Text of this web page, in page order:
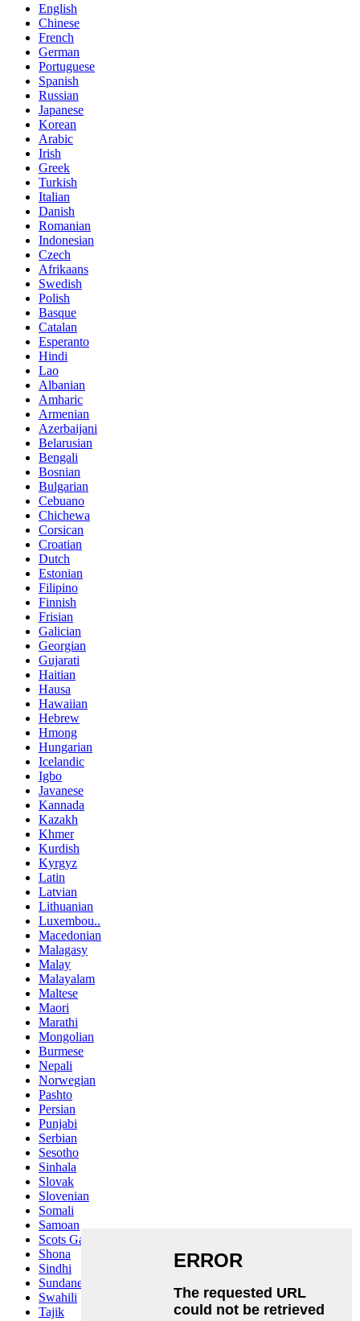
English
Chinese
French
German
Portuguese
Spanish
Russian
Japanese
Korean
Arabic
Irish
Greek
Turkish
Italian
Danish
Romanian
Indonesian
Czech
Afrikaans
Swedish
Polish
Basque
Catalan
Esperanto
Hindi
Lao
Albanian
Amharic
Armenian
Azerbaijani
Belarusian
Bengali
Bosnian
Bulgarian
Cebuano
Chichewa
Corsican
Croatian
Dutch
Estonian
Filipino
Finnish
Frisian
Galician
Georgian
Gujarati
Haitian
Hausa
Hawaiian
Hebrew
Hmong
Hungarian
Icelandic
Igbo
Javanese
Kannada
Kazakh
Khmer
Kurdish
Kyrgyz
Latin
Latvian
Lithuanian
Luxembou..
Macedonian
Malagasy
Malay
Malayalam
Maltese
Maori
Marathi
Mongolian
Burmese
Nepali
Norwegian
Pashto
Persian
Punjabi
Serbian
Sesotho
Sinhala
Slovak
Slovenian
Somali
Samoan
Scots Gaelic
Shona
Sindhi
Sundanese
Swahili
Tajik